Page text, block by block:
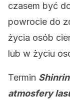
czasem być
powrocie do
życia osób
lub w życiu
Termin
atmosfery